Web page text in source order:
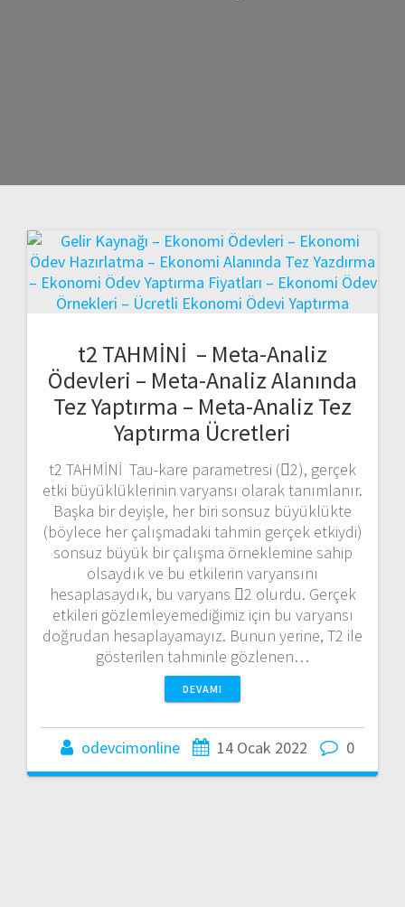
t2 TAHMİNİ – Meta-Analiz
Ödevleri – Meta-Analiz Alanında
Tez Yaptırma – Meta-Analiz Tez
Yaptırma Ücretleri
t2 TAHMİNİ Tau-kare parametresi (􏰀2), gerçek
etki büyüklüklerinin varyansı olarak tanımlanır.
Başka bir deyişle, her biri sonsuz büyüklükte
(böylece her çalışmadaki tahmin gerçek etkiydi)
sonsuz büyük bir çalışma örneklemine sahip
olsaydık ve bu etkilerin varyansını
hesaplasaydık, bu varyans 􏰀2 olurdu. Gerçek
etkileri gözlemleyemediğimiz için bu varyansı
doğrudan hesaplayamayız. Bunun yerine, T2 ile
gösterilen tahminle gözlenen…
DEVAMI
odevcimonline 14 Ocak 2022 0